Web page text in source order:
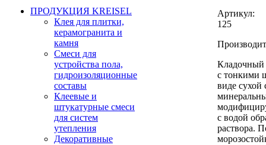
ПРОДУКЦИЯ KREISEL
Клея для плитки,
керамогранита и
камня
Смеси для
устройства пола,
гидроизоляционные
составы
Клеевые и
штукатурные смеси
для систем
утепления
Декоративные
Артикул:
125
Кладочный
с тонкими
виде сухой
с водой
раствора.